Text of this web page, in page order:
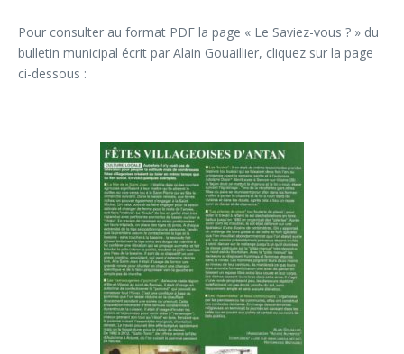
Pour consulter au format PDF la page « Le Saviez-vous ? » du
bulletin municipal écrit par Alain Gouaillier, cliquez sur la page
ci-dessous :